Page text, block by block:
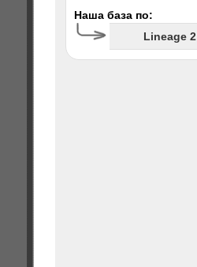
Наша база по:
Lineage 2